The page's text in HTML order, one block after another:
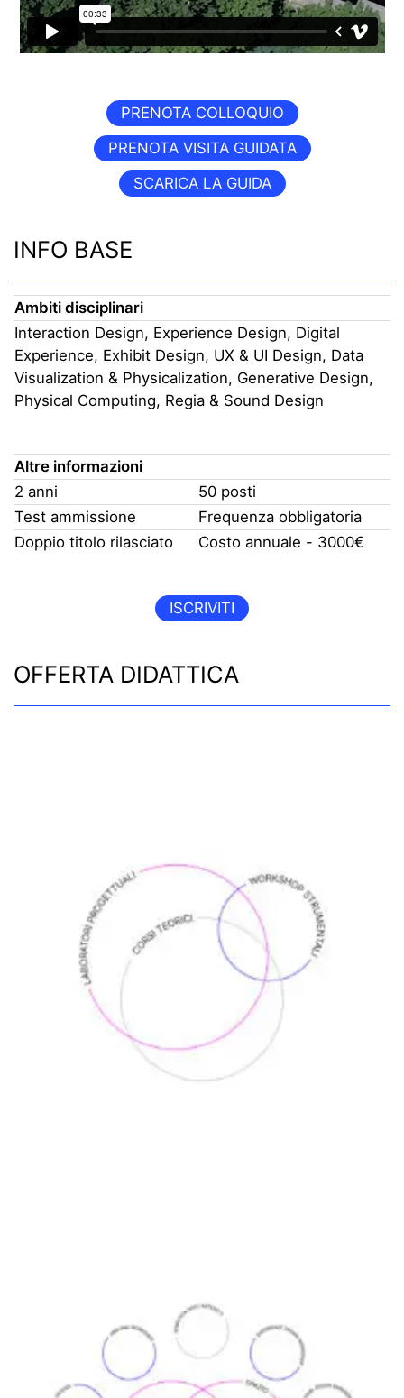
PRENOTA COLLOQUIO
PRENOTA VISITA GUIDATA
SCARICA LA GUIDA
INFO BASE
Ambiti disciplinari
Interaction Design, Experience Design, Digital
Experience, Exhibit Design, UX & UI Design, Data
Visualization & Physicalization, Generative Design,
Physical Computing, Regia & Sound Design
Altre informazioni
2 anni
50 posti
Test ammissione
Frequenza obbligatoria
Doppio titolo rilasciato
Costo annuale - 3000€
ISCRIVITI
OFFERTA DIDATTICA